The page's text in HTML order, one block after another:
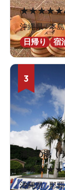
★★★★★
沖縄県 / 本
日帰り
宿
3
浦添の湯（
★★★★★
沖縄県 / 那